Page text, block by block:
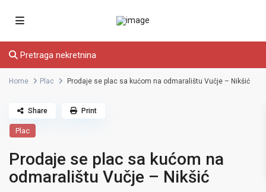
Pretraga nekretnina
Home Plac Prodaje se plac sa kućom na odmaralištu Vučje – Nikšić
Plac
Prodaje se plac sa kućom na
odmaralištu Vučje – Nikšić
Share Print